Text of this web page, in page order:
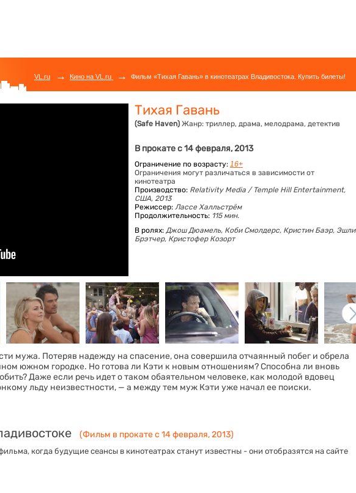
VL.ru → Кино на VL.ru → Фильм «Тихая Гавань» в кинотеатрах Владивостока. Купить билеты!
Тихая Гавань
(Safe Haven) Жанр: триллер, драма, мелодрама, детектив
В прокате с 14 февраля, 2013
Ограничение по возрасту: 16+
Ограничения могут различаться в зависимости от
кинотеатра
Производство: Relativity Media / Temple Hill Entertainment,
США, 2013
Режиссер: Лассе Халльстрём
Продолжительность: 115 мин.
В ролях: Джош Дюамель, Коби Смолдерс, Кристин Баэр, Эшли
Брэтчер, Кристофер Козорт
мужа. Потеряв надежду на спасение, она совершила отчаянный побег и обрела
южном городке. Но готова ли Кэти к новым отношениям? Способна ли вновь
Даже если речь идет о таком обаятельном человеке, как молодой вдовец
льду неизвестности, — а между тем муж Кэти уже начал ее поиски.
(Фильм в прокате с 14 февраля, 2013)
когда будущие сеансы в кинотеатрах станут известны - они отобразятся на сайте